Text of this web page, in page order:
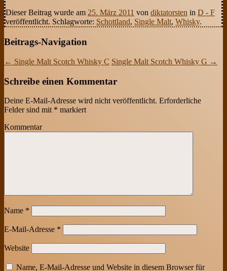
Dieser Beitrag wurde am 25. März 2011 von diktatorsten in D - F
veröffentlicht. Schlagworte: Schottland, Single Malt, Whisky.
Beitrags-Navigation
← Single Malt Scotch Whisky C Single Malt Scotch Whisky G →
Schreibe einen Kommentar
Deine E-Mail-Adresse wird nicht veröffentlicht. Erforderliche
Felder sind mit * markiert
Kommentar
Name *
E-Mail-Adresse *
Website
Name, E-Mail-Adresse und Website in diesem Browser für